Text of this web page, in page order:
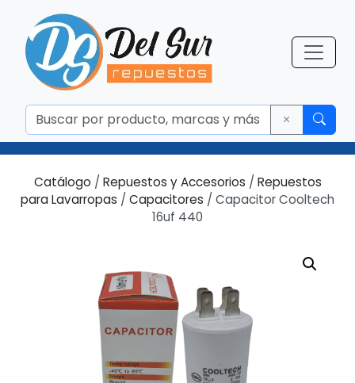
Catálogo / Repuestos y Accesorios / Repuestos
para Lavarropas / Capacitores / Capacitor Cooltech
16uf 440